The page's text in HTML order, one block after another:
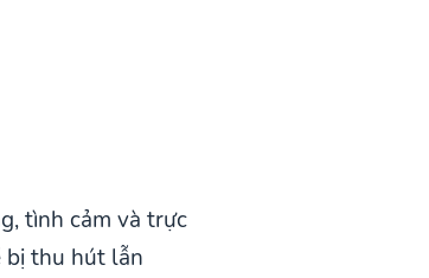
tình cảm và trực
bị thu hút lẫn